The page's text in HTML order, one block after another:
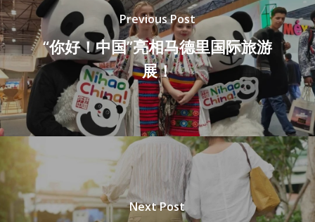
Previous Post
“你好！中国”亮相马德里国际旅游
展！
Next Post